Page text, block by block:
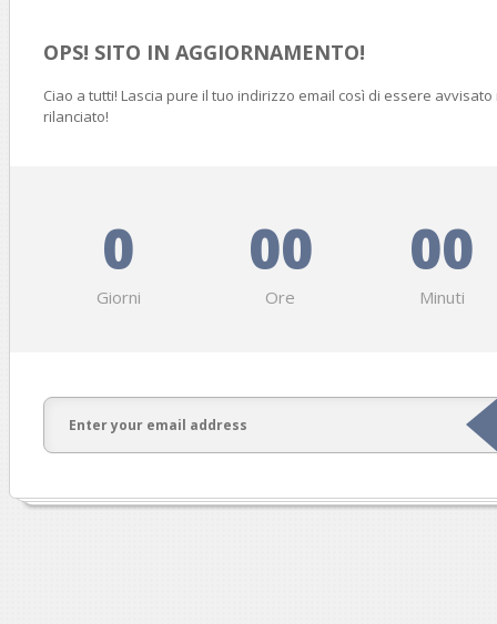
OPS! SITO IN AGGIORNAMENTO!
Ciao a tutti! Lascia pure il tuo indirizzo email così di essere
rilanciato!
0
Giorni
00
Ore
00
Minuti